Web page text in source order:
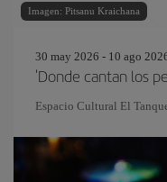
Imagen: Pitsanu Kraichana
30 may 2026 - 10 ago
'Donde cantan los
Espacio Cultural El